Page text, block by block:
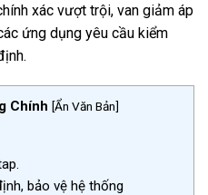
xác vượt trội, van giảm áp
ứng dụng yêu cầu kiểm
Chính [Ẩn Văn Bản]
bảo vệ hệ thống